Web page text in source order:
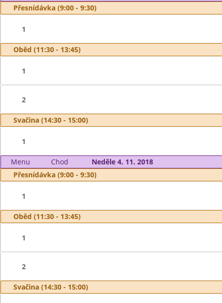
Přesnídávka (9:00 - 9:30)
1
Oběd (11:30 - 13:45)
1
2
Svačina (14:30 - 15:00)
1
Menu Chod
Neděle 4. 11. 2018
Přesnídávka (9:00 - 9:30)
1
Oběd (11:30 - 13:45)
1
2
Svačina (14:30 - 15:00)